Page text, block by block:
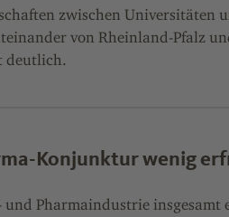
zwischen Universitäten
von Rheinland-Pfalz
deutlich.
Konjunktur wenig
Pharmaindustrie